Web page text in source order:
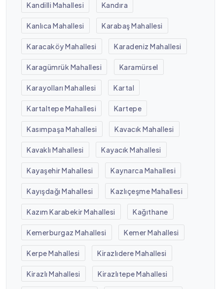
Kandilli Mahallesi Kandıra
Kanlıca Mahallesi Karabaş Mahallesi
Karacaköy Mahallesi Karadeniz Mahallesi
Karagümrük Mahallesi Karamürsel
Karayolları Mahallesi Kartal
Kartaltepe Mahallesi Kartepe
Kasımpaşa Mahallesi Kavacık Mahallesi
Kavaklı Mahallesi Kayacık Mahallesi
Kayaşehir Mahallesi Kaynarca Mahallesi
Kayışdağı Mahallesi Kazlıçeşme Mahallesi
Kazım Karabekir Mahallesi Kağıthane
Kemerburgaz Mahallesi Kemer Mahallesi
Kerpe Mahallesi Kirazlıdere Mahallesi
Kirazlı Mahallesi Kirazlıtepe Mahallesi